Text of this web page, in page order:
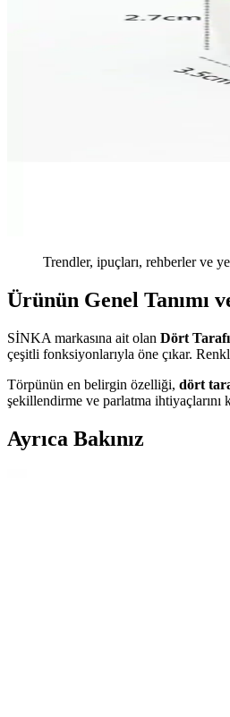
Trendler, ipuçları, rehberler ve
Ürünün Genel Tanımı
SİNKA markasına ait olan Dört
çeşitli fonksiyonlarıyla öne çıkar.
Törpünün en belirgin özelliği, dört
şekillendirme ve parlatma ihtiyaçlarını
Ayrıca Bakınız
Oje Sürme Teknikleri ve
Oje sürmenin temel teknikleri ve püf
Venalisa Pembe Tüysüz Ped
Venalisa'nin pembe tüysüz ped protez
Doğal ve Dayanıklı Tırnak
Doğal ve dayanıklı tırnak tipsleri,
Mara French Manikür: